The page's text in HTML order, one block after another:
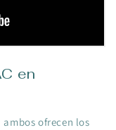
en
ambos ofrecen los